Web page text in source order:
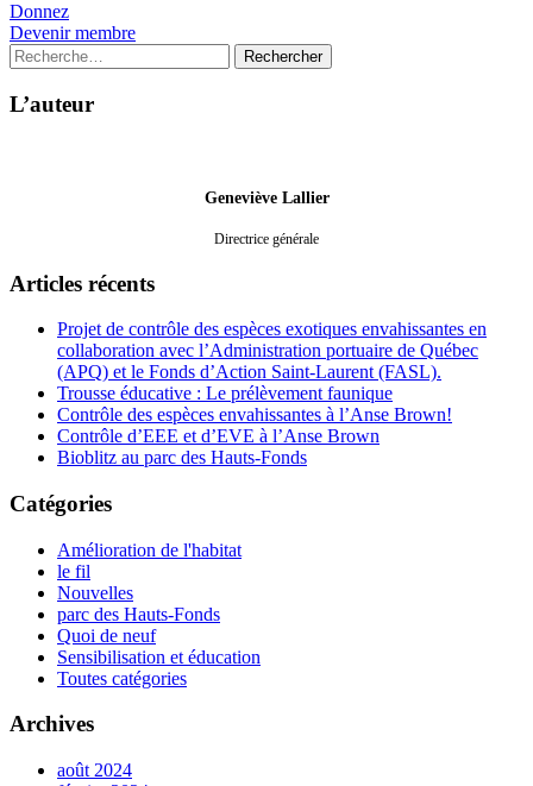
Donnez
Devenir membre
Rechercher :
L’auteur
Geneviève Lallier
Directrice générale
Articles récents
Projet de contrôle des espèces exotiques envahissantes en
collaboration avec l’Administration portuaire de Québec
(APQ) et le Fonds d’Action Saint-Laurent (FASL).
Trousse éducative : Le prélèvement faunique
Contrôle des espèces envahissantes à l’Anse Brown!
Contrôle d’EEE et d’EVE à l’Anse Brown
Bioblitz au parc des Hauts-Fonds
Catégories
Amélioration de l'habitat
le fil
Nouvelles
parc des Hauts-Fonds
Quoi de neuf
Sensibilisation et éducation
Toutes catégories
Archives
août 2024